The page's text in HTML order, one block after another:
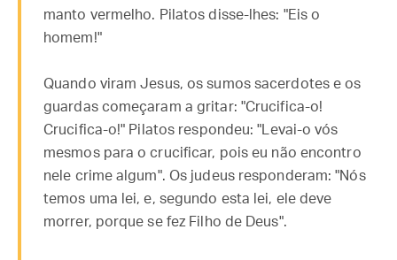
manto vermelho. Pilatos disse-lhes: "Eis o
homem!"
Quando viram Jesus, os sumos sacerdotes e os
guardas começaram a gritar: "Crucifica-o!
Crucifica-o!" Pilatos respondeu: "Levai-o vós
mesmos para o crucificar, pois eu não encontro
nele crime algum". Os judeus responderam: "Nós
temos uma lei, e, segundo esta lei, ele deve
morrer, porque se fez Filho de Deus".